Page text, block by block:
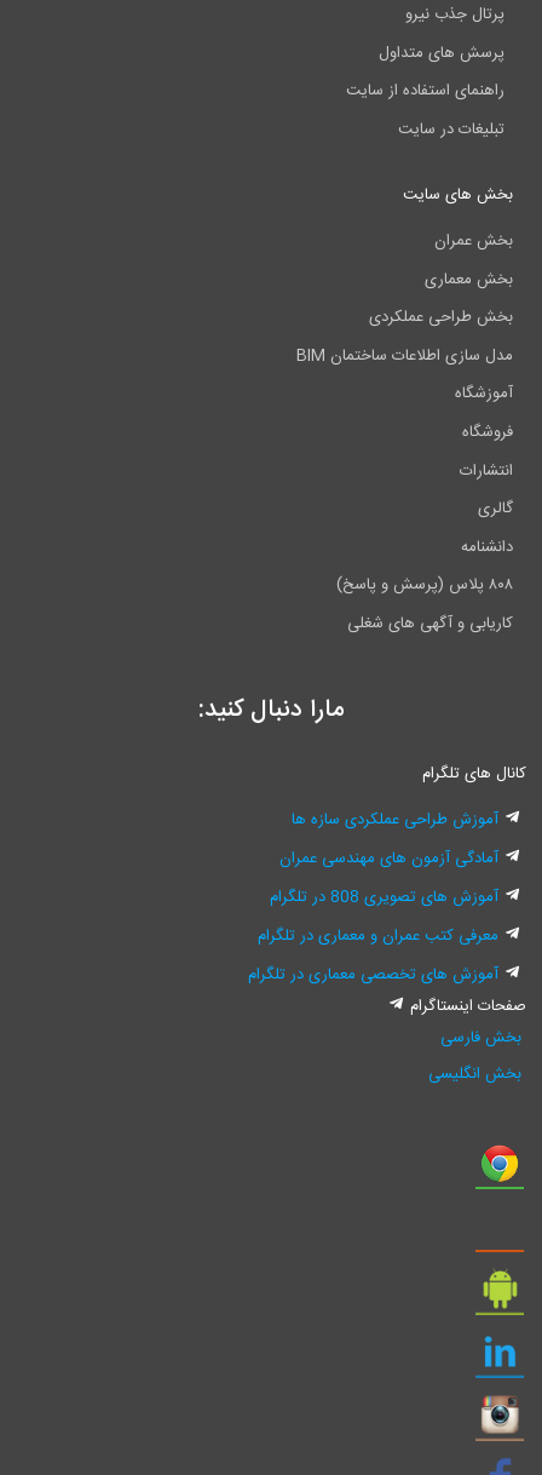
پرتال جذب نیرو
پرسش های متداول
راهنمای استفاده از سایت
تبلیغات در سایت
بخش های سایت
بخش عمران
بخش معماری
بخش طراحی عملکردی
مدل سازی اطلاعات ساختمان BIM
آموزشگاه
فروشگاه
انتشارات
گالری
دانشنامه
۸۰۸ پلاس (پرسش و پاسخ)
کاریابی و آگهی های شغلی
مارا دنبال کنید:
کانال های تلگرام
آموزش طراحی عملکردی سازه ها
آمادگی آزمون های مهندسی عمران
آموزش های تصویری 808 در تلگرام
معرفی کتب عمران و معماری در تلگرام
آموزش های تخصصی معماری در تلگرام
صفحات اینستاگرام
بخش فارسی
بخش انگلیسی